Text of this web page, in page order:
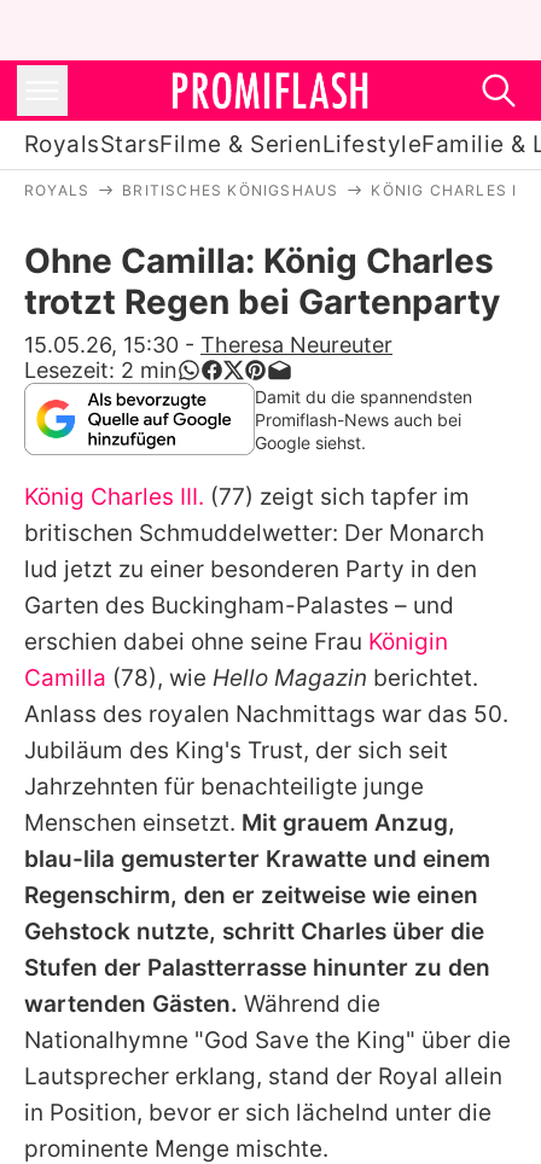
RoyalsStarsFilme & SerienLifestyleFamilie &
Stars
Filme & Serien
Lifestyle
Familie & Liebe
Alle Themen auf Promiflash
Jobs
App runterladen
Team
Redaktionelle Richtlinien
Impressum
Datenschutzerklärung
Nutzungsbedingungen
Utiq verwalten
ROYALS BRITISCHES KÖNIGSHAUS KÖNIG CHARLES III.
Ohne Camilla: König Charles
trotzt Regen bei Gartenparty
15.05.26, 15:30 - Theresa Neureuter
Lesezeit: 2 min
Damit du die spannendsten
Promiflash-News auch bei
Google siehst.
König Charles III. (77) zeigt sich tapfer im
britischen Schmuddelwetter: Der Monarch
lud jetzt zu einer besonderen Party in den
Garten des Buckingham-Palastes – und
erschien dabei ohne seine Frau Königin
Camilla (78), wie Hello Magazin berichtet.
Anlass des royalen Nachmittags war das 50.
Jubiläum des King's Trust, der sich seit
Jahrzehnten für benachteiligte junge
Menschen einsetzt. Mit grauem Anzug,
blau-lila gemusterter Krawatte und einem
Regenschirm, den er zeitweise wie einen
Gehstock nutzte, schritt Charles über die
Stufen der Palastterrasse hinunter zu den
wartenden Gästen. Während die
Nationalhymne "God Save the King" über die
Lautsprecher erklang, stand der Royal allein
in Position, bevor er sich lächelnd unter die
prominente Menge mischte.